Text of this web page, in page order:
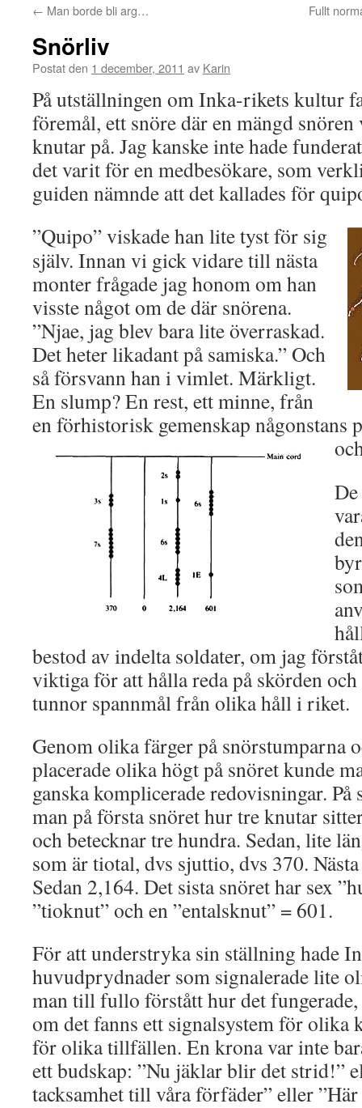
← Man borde bli arg… Fullt
Snörliv
Postat den 1 december, 2011 av Karin
På utställningen om Inka-rikets kultur
föremål, ett snöre där en mängd snören
knutar på. Jag kanske inte hade
det varit för en medbesökare, som
guiden nämnde att det kallades för
”Quipo” viskade han lite tyst för sig
själv. Innan vi gick vidare till nästa
monter frågade jag honom om han
visste något om de där snörena.
”Njae, jag blev bara lite överraskad.
Det heter likadant på samiska.” Och
så försvann han i vimlet. Märkligt.
En slump? En rest, ett minne, från
en förhistorisk gemenskap någonstans
bestod av indelta soldater, om jag
viktiga för att hålla reda på skörden och
tunnor spannmål från olika håll i riket.
Genom olika färger på snörstumparna
placerade olika högt på snöret kunde
ganska komplicerade redovisningar. På
man på första snöret hur tre knutar
och betecknar tre hundra. Sedan, lite
som är tiotal, dvs sjuttio, dvs 370.
Sedan 2,164. Det sista snöret har sex
”tioknut” och en ”entalsknut” = 601.
För att understryka sin ställning hade
huvudprydnader som signalerade lite
man till fullo förstått hur det
om det fanns ett signalsystem för olika
för olika tillfällen. En krona var inte
ett budskap: ”Nu jäklar blir det strid!”
tacksamhet till våra förfäder” eller ”Här